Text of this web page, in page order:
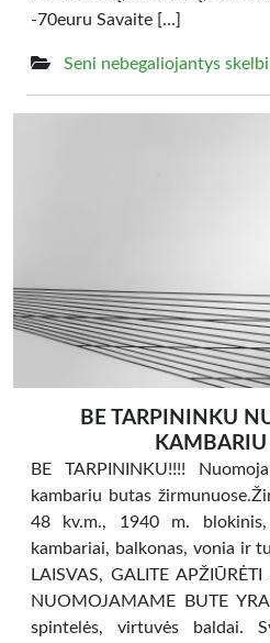
-70euru Savaite […]
Seni nebegaliojantys
BE TARPININKU
KAMBARIU
BE TARPININKU!!!!
kambariu butas
48 kv.m., 1940 m.
kambariai, balkonas, vonia ir
LAISVAS, GALITE
NUOMOJAMAME BUTE
spintelės, virtuvės baldai.